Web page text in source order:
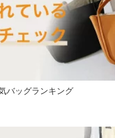
バッグランキング